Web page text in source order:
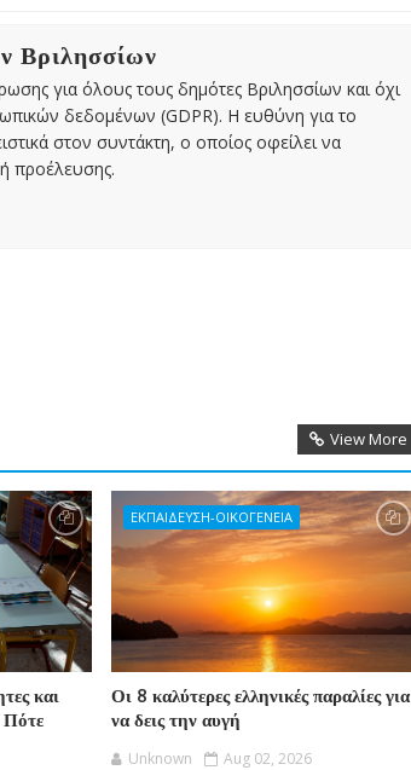
Βριλησσίων
για όλους τους δημότες Βριλησσίων και όχι
δεδομένων (GDPR). Η ευθύνη για το
στον συντάκτη, ο οποίος οφείλει να
προέλευσης.
View More
και
ΕΚΠΑΙΔΕΥΣΗ-ΟΙΚΟΓΕΝΕΙΑ
Οι 8 καλύτερες ελληνικές παραλίες για
να δεις την αυγή
Unknown Aug 02, 2026